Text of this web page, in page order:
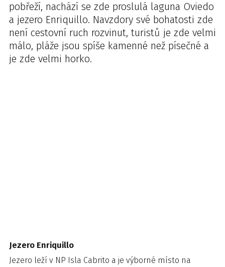
pobřeží, nachází se zde proslulá laguna Oviedo
a jezero Enriquillo. Navzdory své bohatosti zde
není cestovní ruch rozvinut, turistů je zde velmi
málo, pláže jsou spíše kamenné než písečné a
je zde velmi horko.
Jezero Enriquillo
Jezero leží v NP Isla Cabrito a je výborné místo na